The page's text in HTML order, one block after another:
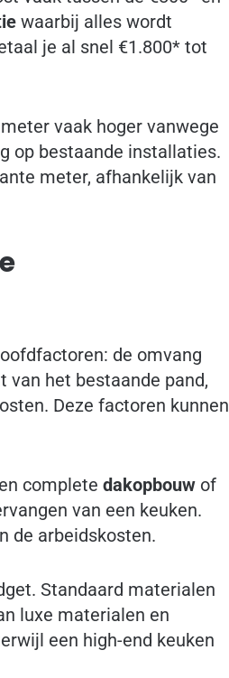
waarbij alles wordt
je al snel €1.800* tot
vaak hoger vanwege
op bestaande installaties.
meter, afhankelijk van
de omvang
van het bestaande pand,
Deze factoren kunnen
complete dakopbouw of
van een keuken.
de arbeidskosten.
Standaard materialen
luxe materialen en
een high-end keuken